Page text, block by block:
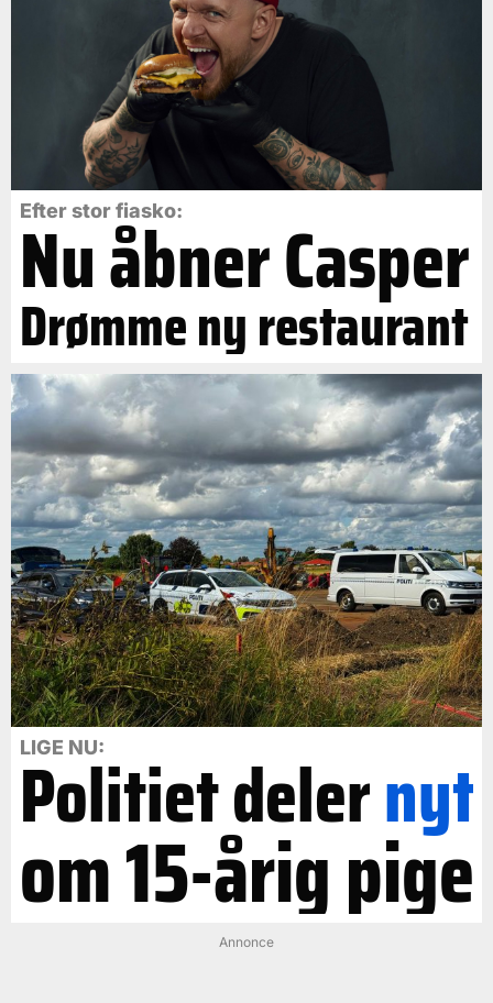
Efter stor fiasko:
Nu åbner Casper
Drømme ny restaurant
LIGE NU:
Politiet delernyt
om 15-årig pige
Annonce